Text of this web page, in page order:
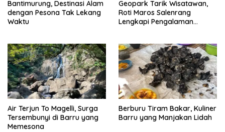
Bantimurung, Destinasi Alam
dengan Pesona Tak Lekang
Waktu
Geopark Tarik Wisatawan,
Roti Maros Salenrang
Lengkapi Pengalaman
Air Terjun To Magelli, Surga
Tersembunyi di Barru yang
Memesona
Berburu Tiram Bakar, Kuliner
Barru yang Manjakan Lidah